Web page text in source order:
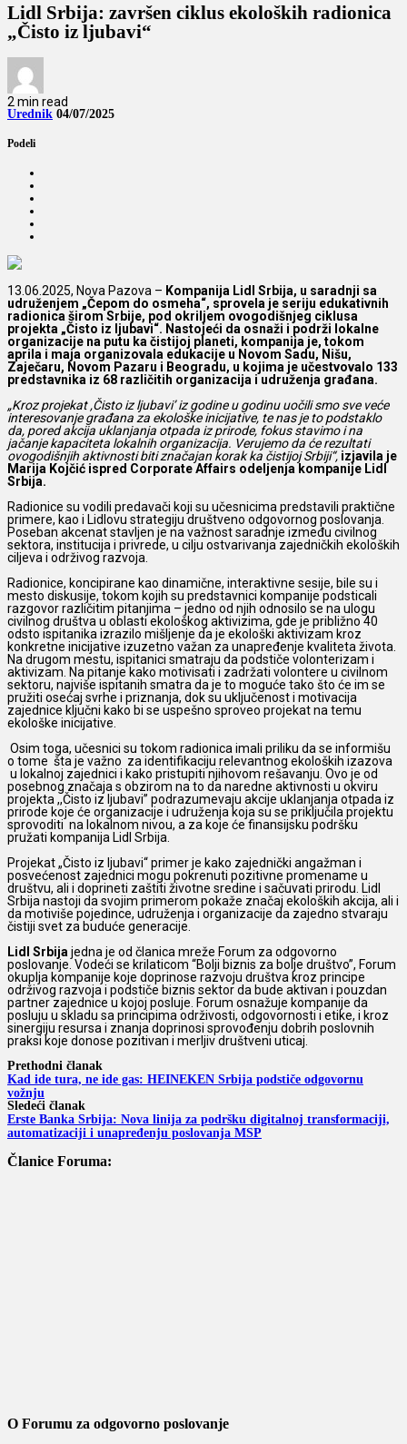
Lidl Srbija: završen ciklus ekoloških radionica
„Čisto iz ljubavi“
2 min read
Urednik 04/07/2025
Podeli
13.06.2025, Nova Pazova – Kompanija Lidl Srbija, u saradnji sa
udruženjem „Čepom do osmeha“, sprovela je seriju edukativnih
radionica širom Srbije, pod okriljem ovogodišnjeg ciklusa
projekta „Čisto iz ljubavi“. Nastojeći da osnaži i podrži lokalne
organizacije na putu ka čistijoj planeti, kompanija je, tokom
aprila i maja organizovala edukacije u Novom Sadu, Nišu,
Zaječaru, Novom Pazaru i Beogradu, u kojima je učestvovalo 133
predstavnika iz 68 različitih organizacija i udruženja građana.
„Kroz projekat ,Čisto iz ljubavi’ iz godine u godinu uočili smo sve veće
interesovanje građana za ekološke inicijative, te nas je to podstaklo
da, pored akcija uklanjanja otpada iz prirode, fokus stavimo i na
jačanje kapaciteta lokalnih organizacija. Verujemo da će rezultati
ovogodišnjih aktivnosti biti značajan korak ka čistijoj Srbiji“, izjavila je
Marija Kojčić ispred Corporate Affairs odeljenja kompanije Lidl
Srbija.
Radionice su vodili predavači koji su učesnicima predstavili praktične
primere, kao i Lidlovu strategiju društveno odgovornog poslovanja.
Poseban akcenat stavljen je na važnost saradnje između civilnog
sektora, institucija i privrede, u cilju ostvarivanja zajedničkih ekoloških
ciljeva i održivog razvoja.
Radionice, koncipirane kao dinamične, interaktivne sesije, bile su i
mesto diskusije, tokom kojih su predstavnici kompanije podsticali
razgovor različitim pitanjima – jedno od njih odnosilo se na ulogu
civilnog društva u oblasti ekološkog aktivizima, gde je približno 40
odsto ispitanika izrazilo mišljenje da je ekološki aktivizam kroz
konkretne inicijative izuzetno važan za unapređenje kvaliteta života.
Na drugom mestu, ispitanici smatraju da podstiče volonterizam i
aktivizam. Na pitanje kako motivisati i zadržati volontere u civilnom
sektoru, najviše ispitanih smatra da je to moguće tako što će im se
pružiti osećaj svrhe i priznanja, dok su uključenost i motivacija
zajednice ključni kako bi se uspešno sproveo projekat na temu
ekološke inicijative.
Osim toga, učesnici su tokom radionica imali priliku da se informišu
o tome šta je važno za identifikaciju relevantnog ekoloških izazova
u lokalnoj zajednici i kako pristupiti njihovom rešavanju. Ovo je od
posebnog značaja s obzirom na to da naredne aktivnosti u okviru
projekta ,,Čisto iz ljubavi’’ podrazumevaju akcije uklanjanja otpada iz
prirode koje će organizacije i udruženja koja su se priključila projektu
sprovoditi na lokalnom nivou, a za koje će finansijsku podršku
pružati kompanija Lidl Srbija.
Projekat „Čisto iz ljubavi“ primer je kako zajednički angažman i
posvećenost zajednici mogu pokrenuti pozitivne promename u
društvu, ali i doprineti zaštiti životne sredine i sačuvati prirodu. Lidl
Srbija nastoji da svojim primerom pokaže značaj ekoloških akcija, ali i
da motiviše pojedince, udruženja i organizacije da zajedno stvaraju
čistiji svet za buduće generacije.
Lidl Srbija jedna je od članica mreže Forum za odgovorno
poslovanje. Vodeći se krilaticom “Bolji biznis za bolje društvo”, Forum
okuplja kompanije koje doprinose razvoju društva kroz principe
održivog razvoja i podstiče biznis sektor da bude aktivan i pouzdan
partner zajednice u kojoj posluje. Forum osnažuje kompanije da
posluju u skladu sa principima održivosti, odgovornosti i etike, i kroz
sinergiju resursa i znanja doprinosi sprovođenju dobrih poslovnih
praksi koje donose pozitivan i merljiv društveni uticaj.
Prethodni članak
Kad ide tura, ne ide gas: HEINEKEN Srbija podstiče odgovornu
vožnju
Sledeći članak
Erste Banka Srbija: Nova linija za podršku digitalnoj transformaciji,
automatizaciji i unapređenju poslovanja MSP
Članice Foruma:
O Forumu za odgovorno poslovanje